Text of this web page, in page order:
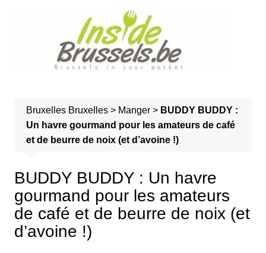
Bruxelles Bruxelles> Manger> BUDDY BUDDY :
Un havre gourmand pour les amateurs de café
et de beurre de noix (et d’avoine !)
BUDDY BUDDY : Un havre
gourmand pour les amateurs
de café et de beurre de noix (et
d’avoine !)